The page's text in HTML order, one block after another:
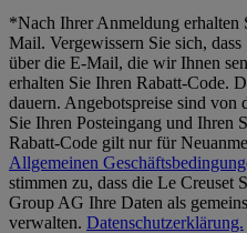
*Nach Ihrer Anmeldung erhalten
Mail. Vergewissern Sie sich,
über die E-Mail, die wir Ihnen
erhalten Sie Ihren Rabatt-Code.
dauern. Angebotspreise sind von
Sie Ihren Posteingang und Ihren
Rabatt-Code gilt nur für
Allgemeinen
stimmen zu, dass die Le Creuset
Group AG Ihre Daten als
verwalten. Datenschutzerklärung.